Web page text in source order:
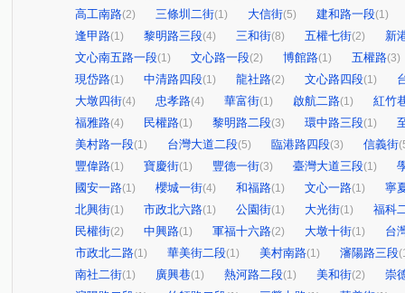
高工南路(2) 三條圳二街(1) 大信街(5) 建和路一段(1)
逢甲路(1) 黎明路三段(4) 三和街(8) 五權七街(2)
新
文心南五路一段(1) 文心路一段(2) 博館路(1) 五權路(3)
現岱路(1) 中清路四段(1) 龍社路(2) 文心路四段(1)
大墩四街(4) 忠孝路(4) 華富街(1) 啟航二路(1)
紅竹
福雅路(4) 民權路(1) 黎明路二段(3) 環中路三段(1)
美村路一段(1) 台灣大道二段(5) 臨港路四段(3) 信義街
豐偉路(1) 寶慶街(1) 豐德一街(3) 臺灣大道三段(1)
國安一路(1) 櫻城一街(4) 和福路(1) 文心一路(1)
寧
北興街(1) 市政北六路(1) 公園街(1) 大光街(1)
福科
民權街(2) 中興路(1) 軍福十六路(2) 大墩十街(1)
台
市政北二路(1) 華美街二段(1) 美村南路(1) 瀋陽路三段
南社二街(1) 廣興巷(1) 熱河路二段(1) 美和街(2)
崇